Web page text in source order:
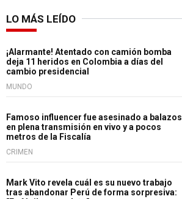
LO MÁS LEÍDO
¡Alarmante! Atentado con camión bomba
deja 11 heridos en Colombia a días del
cambio presidencial
MUNDO
Famoso influencer fue asesinado a balazos
en plena transmisión en vivo y a pocos
metros de la Fiscalía
CRIMEN
Mark Vito revela cuál es su nuevo trabajo
tras abandonar Perú de forma sorpresiva: